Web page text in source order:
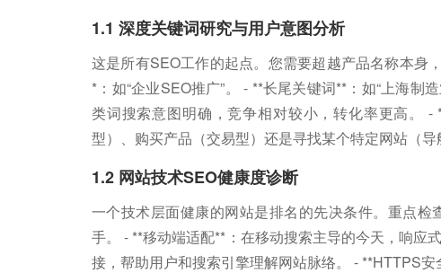
1.1 深度关键词研究与用户意图分析
这是所有SEO工作的起点。您需要超越产品名称本身
*：如“企业SEO推广”。 - **长尾关键词**：如“上海制
类词搜索意图明确，竞争相对较小，转化率更高。
型）、购买产品（交易型）还是寻找某个特定网站（导
1.2 网站技术SEO健康度诊断
一个技术层面健康的网站是排名的先决条件。重点
手。 - **移动端适配**：在移动搜索主导的今天，响应
接，帮助用户和搜索引擎理解网站脉络。 - **HTTPS